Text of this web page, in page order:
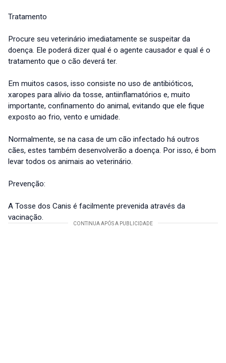
Tratamento
Procure seu veterinário imediatamente se suspeitar da
doença. Ele poderá dizer qual é o agente causador e qual é o
tratamento que o cão deverá ter.
Em muitos casos, isso consiste no uso de antibióticos,
xaropes para alívio da tosse, antiinflamatórios e, muito
importante, confinamento do animal, evitando que ele fique
exposto ao frio, vento e umidade.
Normalmente, se na casa de um cão infectado há outros
cães, estes também desenvolverão a doença. Por isso, é bom
levar todos os animais ao veterinário.
Prevenção:
A Tosse dos Canis é facilmente prevenida através da
vacinação.